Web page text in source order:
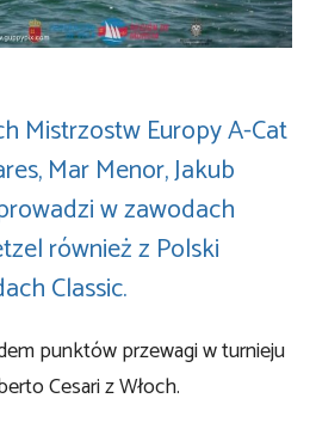
Mistrzostw Europy A-Cat
Mar Menor, Jakub
w zawodach
również z Polski
Classic.
punktów przewagi w turnieju
Cesari z Włoch.